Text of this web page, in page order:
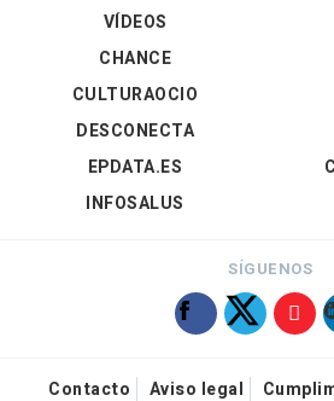
VÍDEOS
CHANCE
CULTURAOCIO
DESCONECTA
EPDATA.ES
INFOSALUS
SÍGUENOS
Contacto Aviso legal